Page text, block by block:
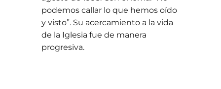
podemos callar lo que hemos oído
y visto”. Su acercamiento a la vida
de la Iglesia fue de manera
progresiva.